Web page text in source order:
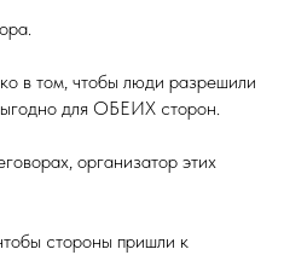
в том, чтобы люди разрешили
для ОБЕИХ сторон.
организатор этих
стороны пришли к